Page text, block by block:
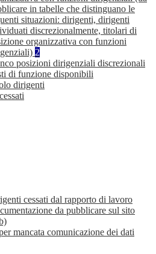
in tabelle che distinguano le
situazioni: dirigenti, dirigenti
discrezionalmente, titolari di
organizzativa con funzioni
2
posizioni dirigenziali discrezionali
di funzione disponibili
dirigenti
cessati dal rapporto di lavoro
da pubblicare sul sito
mancata comunicazione dei dati